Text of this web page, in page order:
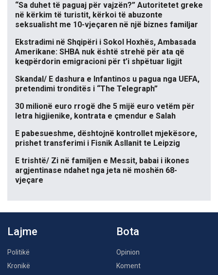
“Sa duhet të paguaj për vajzën?” Autoritetet greke
në kërkim të turistit, kërkoi të abuzonte
seksualisht me 10-vjeçaren në një biznes familjar
Ekstradimi në Shqipëri i Sokol Hoxhës, Ambasada
Amerikane: SHBA nuk është strehë për ata që
keqpërdorin emigracioni për t’i shpëtuar ligjit
Skandal/ E dashura e Infantinos u pagua nga UEFA,
pretendimi tronditës i “The Telegraph”
30 milionë euro rrogë dhe 5 mijë euro vetëm për
letra higjienike, kontrata e çmendur e Salah
E pabesueshme, dështojnë kontrollet mjekësore,
prishet transferimi i Fisnik Asllanit te Leipzig
E trishtë/ Zi në familjen e Messit, babai i ikones
argjentinase ndahet nga jeta në moshën 68-
vjeçare
Lajme
Politikë
Kronikë
Bota
Opinion
Koment